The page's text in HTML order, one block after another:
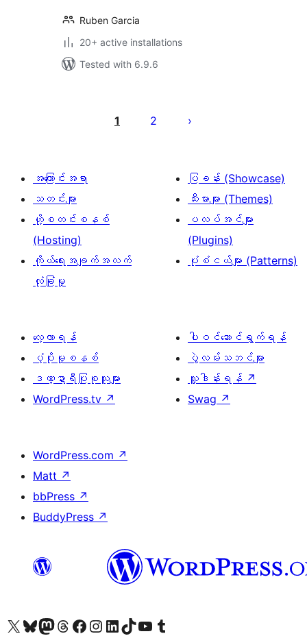
Ruben Garcia
20+ active installations
Tested with 6.9.6
ခွဲ
ခြင်း
1 2
အကြောင်းအရာ
သတင်းများ
ဟို့စတင်းစနစ်
(Hosting)
ကိုယ်ရေးအချက်အလက်
လုံခြုံမှု
ပြခန်း (Showcase)
သီးမားများ (Themes)
ပလပ်အင်များ
(Plugins)
ပုံစံငယ်များ (Patterns)
လေ့လာရန်
ပံ့ပိုးမှုစနစ်
ဒဏ္ဍာရီပြုစုသူများ
WordPress.tv ↗
ပါဝင်ဆောင်ရွက်ရန်
ပွဲလမ်းသဘင်များ
လှူဒါန်းရန် ↗
Swag ↗
WordPress.com ↗
Matt ↗
bbPress ↗
BuddyPress ↗
ကျွန်ုပ်တို့၏ X (ယခင် Twitter) အကောင့်သို့ သွားရောက်ကြည့်ရှုပါကျွန်ုပ်တို့၏ Bluesky အကောင့်သို့ ဝင်ရောက်ကြည့်ရှုရန်
ကျွန်ုပ်တို့၏ Mastodon အကောင့်သို့ သွားရောက်ကြည့်ရှုပါကျွန်ုပ်တို့၏ Threads အကောင့်သို့ ဝင်ရောက်ကြည့်ရှုရန်
ကျွန်ုပ်တို့၏ Facebook စာမျက်နှာသို့ သွားရောက်ကြည့်ရှုပါကျွန်ုပ်တို့၏ Instagram အကောင့်သို့ သွားရောက်ကြည့်ရှုပါ ကျွန်ုပ်တို့၏ LinkedIn အကောင့်သို့ သွားရောက်ကြည့်ရှုပါကျွန်ုပ်တို့၏ TikTok အကောင့်သို့ ဝင်ရောက်ကြည့်ရှုရန်
ကျွန်ုပ်တို့၏ YouTube ချန်နယ်သို့ သွားရောက်ကြည့်ရှုပါ ကျွန်ုပ်တို့၏ Tumblr အကောင့်သို့ ဝင်ရောက်ကြည့်ရှုရန်